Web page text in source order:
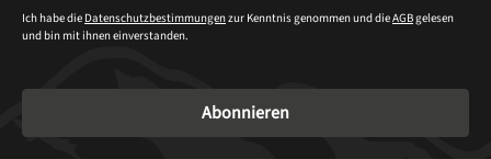
Ich habe die Datenschutzbestimmungenzur Kenntnis genommen und dieAGBgelesen
und bin mit ihnen einverstanden.
Abonnieren